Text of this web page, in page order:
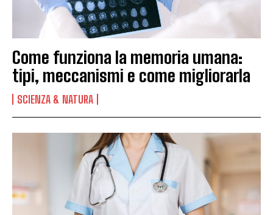
Come funziona la memoria umana:
tipi, meccanismi e come migliorarla
SCIENZA & NATURA